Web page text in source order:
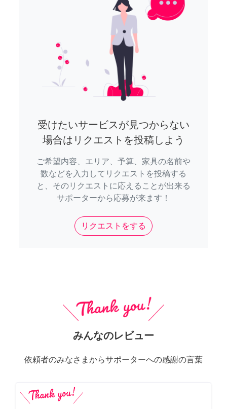
受けたいサービスが見つからない
場合はリクエストを投稿しよう
ご希望内容、エリア、予算、家具の名前や
数などを入力してリクエストを投稿する
と、そのリクエストに応えることが出来る
サポーターから応募が来ます！
リクエストをする
みんなのレビュー
依頼者のみなさまからサポーターへの感謝の言葉